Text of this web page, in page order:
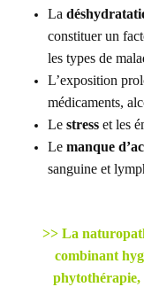
La
constituer un
les types de
L’exposition
médicaments,
Le stress et les
Le manque
sanguine et
>> La
combinant
phytothérapie,